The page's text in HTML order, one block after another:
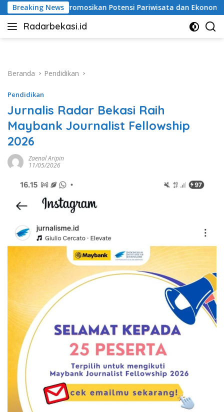
Langsung
ke
konten
Breaking News
Potensi Pariwisata dan Ekonomi Kreatif Alarm
Radarbekasi.id
Berita
Beranda
Pendidikan
Pendidikan
Jurnalis Radar Bekasi Raih
Maybank Journalist Fellowship
2026
Zaenal Aripin
11/05/2026